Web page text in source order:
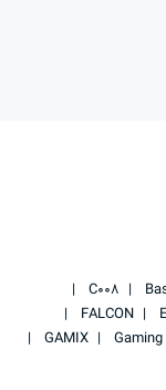
C008
FALCON
GAMIX